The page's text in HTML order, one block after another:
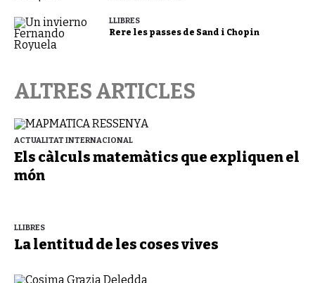
LLIBRES
Rere les passes de Sand i Chopin
ALTRES ARTICLES
ACTUALITAT INTERNACIONAL
Els càlculs matemàtics que expliquen el
món
LLIBRES
La lentitud de les coses vives